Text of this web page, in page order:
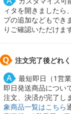
ィタを開きましたら
プの追加などもでき
りご確認いただけま
注文完了後どれ
最短即日（1営
即日発送商品につい
注文、決済が完了し
象商品一覧はこちら